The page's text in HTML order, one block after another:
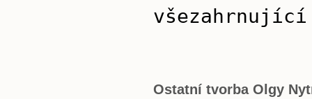
všezahrnující
Ostatní tvorba Olgy